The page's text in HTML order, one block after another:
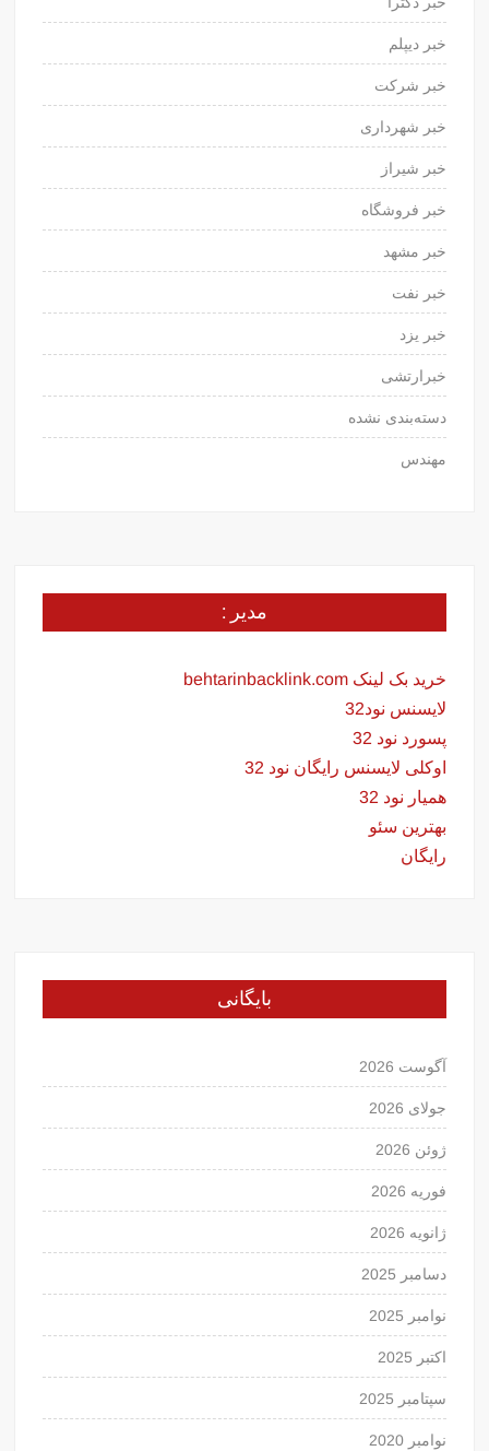
خبر دیپلم
خبر شرکت
خبر شهرداری
خبر شیراز
خبر فروشگاه
خبر مشهد
خبر نفت
خبر یزد
خبرارتشی
دسته‌بندی نشده
مهندس
مدیر :
خرید بک لینک behtarinbacklink.com
لایسنس نود32
پسورد نود 32
اوکلی لایسنس رایگان نود 32
همیار نود 32
بهترین سئو
رایگان
بایگانی
آگوست 2026
جولای 2026
ژوئن 2026
فوریه 2026
ژانویه 2026
دسامبر 2025
نوامبر 2025
اکتبر 2025
سپتامبر 2025
نوامبر 2020